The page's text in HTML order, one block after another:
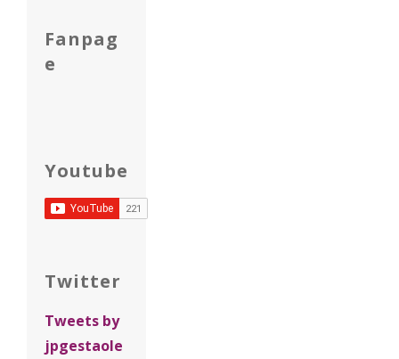
Fanpag
e
Youtube
Twitter
Tweets by
jpgestaole